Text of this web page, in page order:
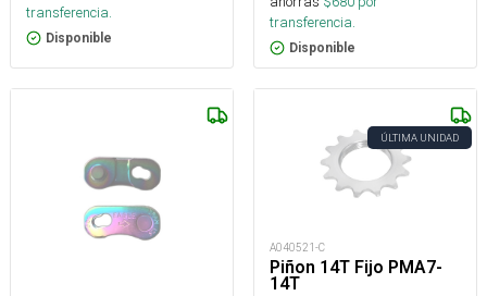
transferencia.
Disponible
transferencia.
Disponible
ÚLTIMA UNIDAD
A040521-C
Piñon 14T Fijo PMA7-
14T